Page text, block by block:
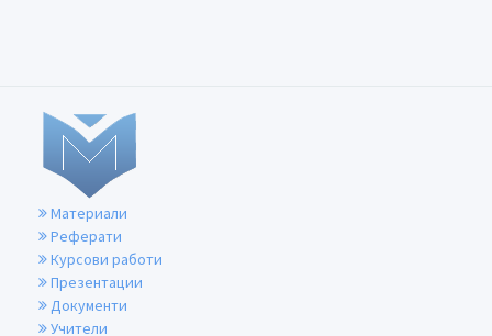
Материали
Реферати
Курсови работи
Презентации
Документи
Учители